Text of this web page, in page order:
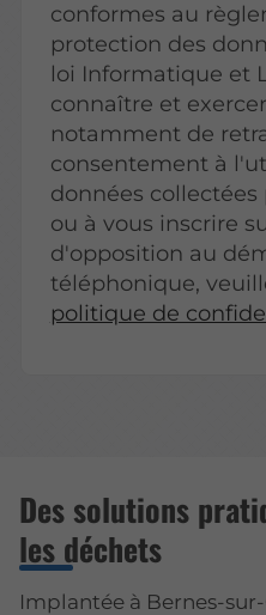
conformes au
protection des
loi Informatique et
connaître et
notamment de
consentement à
données
ou à vous inscrire
d'opposition au
téléphonique,
politique de
Des solutions
les déchets
Implantée à Bernes-